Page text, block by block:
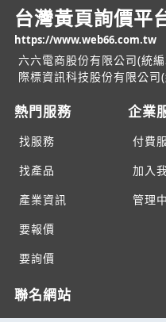
台灣黃頁詢價平
https://www.web66.com.tw
六六電商股份有限公司(統
際標資訊科技股份有限公
熱門服務
找服務
找產品
產業資訊
要報價
要詢價
企業
付費
加入
管理
聯名網站